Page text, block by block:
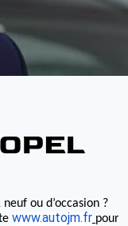
neuf ou d’occasion ?
www.autojm.fr pour